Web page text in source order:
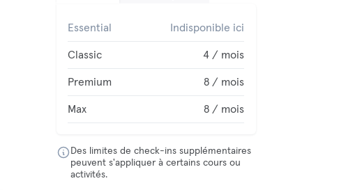
Essential Indisponible ici
Classic 4 / mois
Premium 8 / mois
Max 8 / mois
Des limites de check-ins supplémentaires
peuvent s'appliquer à certains cours ou
activités.